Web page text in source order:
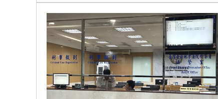
未公告前，大量進場買進8千多張中工股票，並
疑似透過連續高買等操縱行為，意圖製造中工股
票交易活絡的假象，誘使投資人進場買股。